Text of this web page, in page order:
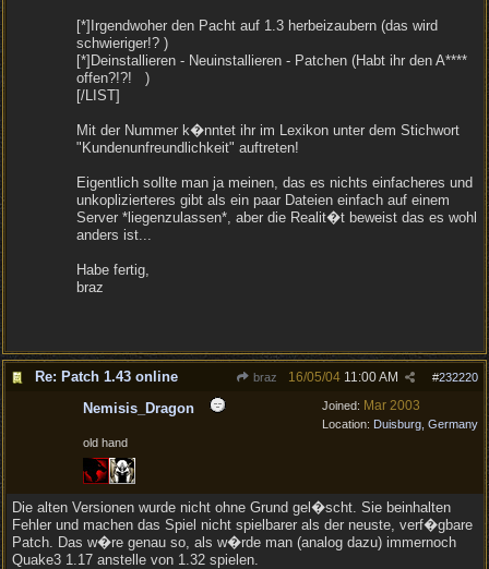
[*]Irgendwoher den Pacht auf 1.3 herbeizaubern (das wird
schwieriger!? )
[*]Deinstallieren - Neuinstallieren - Patchen (Habt ihr den A****
offen?!?!
)
[/LIST]
Mit der Nummer k�nntet ihr im Lexikon unter dem Stichwort
"Kundenunfreundlichkeit" auftreten!
Eigentlich sollte man ja meinen, das es nichts einfacheres und
unkoplizierteres gibt als ein paar Dateien einfach auf einem
Server *liegenzulassen*, aber die Realit�t beweist das es wohl
anders ist...
Habe fertig,
braz
Re: Patch 1.43 online braz #232220
16/05/04 11:00 AM
Joined: Mar 2003
Location: Duisburg, Germany
Nemisis_Dragon
old hand
Die alten Versionen wurde nicht ohne Grund gel�scht. Sie beinhalten
Fehler und machen das Spiel nicht spielbarer als der neuste, verf�gbare
Patch. Das w�re genau so, als w�rde man (analog dazu) immernoch
Quake3 1.17 anstelle von 1.32 spielen.